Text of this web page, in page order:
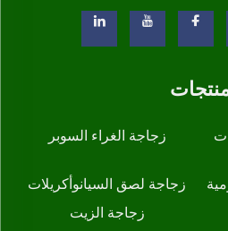
زجاجة الغراء السوبر
زجاجة لصق السيانوأكريلات
زجاجة الزيت